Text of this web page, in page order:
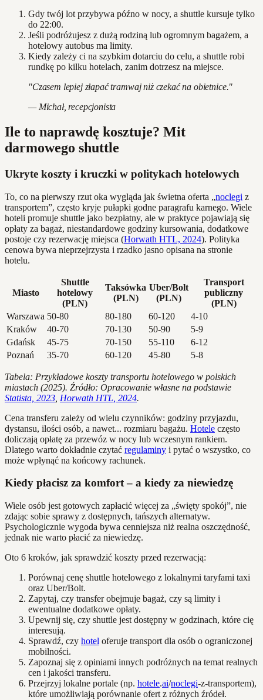
Gdy twój lot przybywa późno w nocy, a shuttle kursuje tylko
do 22:00.
Jeśli podróżujesz z dużą rodziną lub ogromnym bagażem, a
hotelowy autobus ma limity.
Kiedy zależy ci na szybkim dotarciu do celu, a shuttle robi
rundkę po kilku hotelach, zanim dotrzesz na miejsce.
"Czasem lepiej złapać tramwaj niż czekać na obietnice."
— Michał, recepcjonista
Ile to naprawdę kosztuje? Mit
darmowego shuttle
Ukryte koszty i kruczki w politykach hotelowych
To, co na pierwszy rzut oka wygląda jak świetna oferta „noclegi z
transportem”, często kryje pułapki godne paragrafu karnego. Wiele
hoteli promuje shuttle jako bezpłatny, ale w praktyce pojawiają się
opłaty za bagaż, niestandardowe godziny kursowania, dodatkowe
postoje czy rezerwację miejsca (Horwath HTL, 2024). Polityka
cenowa bywa nieprzejrzysta i rzadko jasno opisana na stronie
hotelu.
Miasto
Shuttle
hotelowy
(PLN)
Taksówka
(PLN)
Uber/Bolt
(PLN)
Transport
publiczny
(PLN)
Warszawa 50-80 80-180 60-120
4-10
Kraków
40-70 70-130 50-90
5-9
Gdańsk
45-75 70-150 55-110
6-12
Poznań
35-70 60-120 45-80 5-8
Tabela: Przykładowe koszty transportu hotelowego w polskich
miastach (2025). Źródło: Opracowanie własne na podstawie
Statista, 2023 Horwath HTL, 2024.
Cena transferu zależy od wielu czynników: godziny przyjazdu,
dystansu, ilości osób, a nawet... rozmiaru bagażu. Hotele często
doliczają opłatę za przewóz w nocy lub wczesnym rankiem.
Dlatego warto dokładnie czytać regulaminy i pytać o wszystko, co
może wpłynąć na końcowy rachunek.
Kiedy płacisz za komfort – a kiedy za niewiedzę
Wiele osób jest gotowych zapłacić więcej za „święty spokój”, nie
zdając sobie sprawy z dostępnych, tańszych alternatyw.
Psychologicznie wygoda bywa cenniejsza niż realna oszczędność,
jednak nie warto płacić za niewiedzę.
Oto 6 kroków, jak sprawdzić koszty przed rezerwacją:
Porównaj cenę shuttle hotelowego z lokalnymi taryfami taxi
oraz Uber/Bolt.
Zapytaj, czy transfer obejmuje bagaż, czy są limity i
ewentualne dodatkowe opłaty.
Upewnij się, czy shuttle jest dostępny w godzinach, które cię
interesują.
Sprawdź, czy hotel oferuje transport dla osób o ograniczonej
mobilności.
Zapoznaj się z opiniami innych podróżnych na temat realnych
cen i jakości transferu.
Przejrzyj lokalne portale (np. hotele.ai/noclegi-z-transportem),
które umożliwiają porównanie ofert z różnych źródeł.